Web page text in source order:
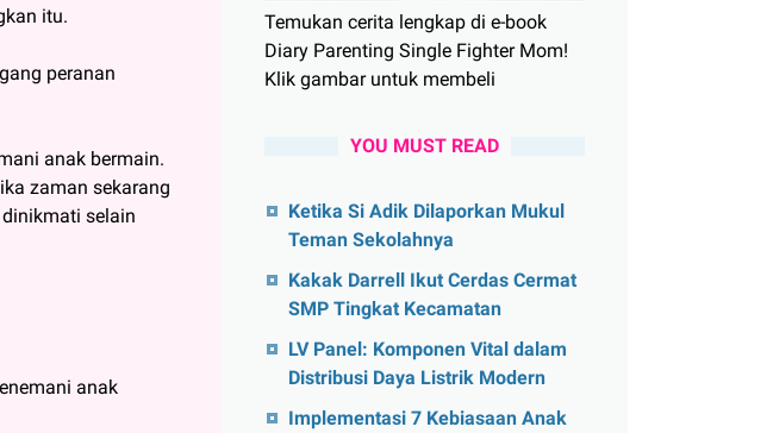
itu.
peranan
anak bermain.
zaman sekarang
selain
anak
Temukan cerita lengkap di e-book
Diary Parenting Single Fighter Mom!
Klik gambar untuk membeli
YOU MUST READ
Ketika Si Adik Dilaporkan Mukul
Teman Sekolahnya
Kakak Darrell Ikut Cerdas Cermat
SMP Tingkat Kecamatan
LV Panel: Komponen Vital dalam
Distribusi Daya Listrik Modern
Implementasi 7 Kebiasaan Anak